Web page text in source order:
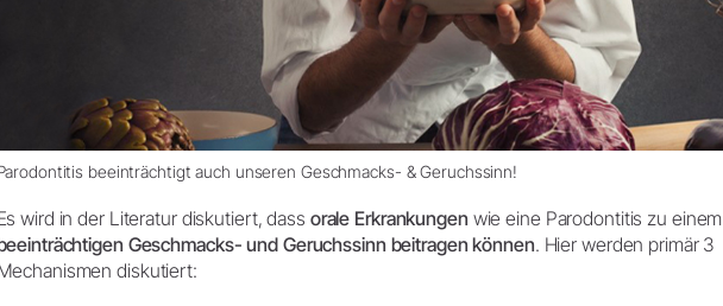
beeinträchtigt auch unseren Geschmacks- & Geruchssinn!
wird in der Literatur diskutiert, dass orale Erkrankungen wie eine Parodontitis zu einem
Geschmacks- und Geruchssinn beitragen können. Hier werden primär 3
diskutiert: